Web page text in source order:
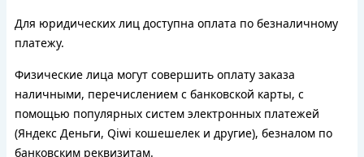
Для юридических лиц доступна оплата по безналичному
платежу.
Физические лица могут совершить оплату заказа
наличными, перечислением с банковской карты, с
помощью популярных систем электронных платежей
(Яндекс Деньги, Qiwi кошешелек и другие), безналом по
банковским реквизитам.